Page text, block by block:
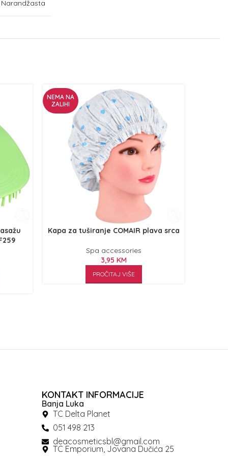
Narandžasta
NEMA NA
ZALIHI
Kapa za tuširanje COMAIR plava srca
Spa accessories
3,95 KM
PROČITAJ VIŠE
KONTAKT INFORMACIJE
Banja Luka
TC Delta Planet
051 498 213
deacosmeticsbl@gmail.com
TC Emporium, Jovana Dučića 25